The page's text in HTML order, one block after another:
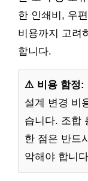
한 인쇄비, 우
비용까지 고려
합니다.
⚠️ 비용 함정:
설계 변경 비
습니다. 조합
한 점은 반드
악해야 합니